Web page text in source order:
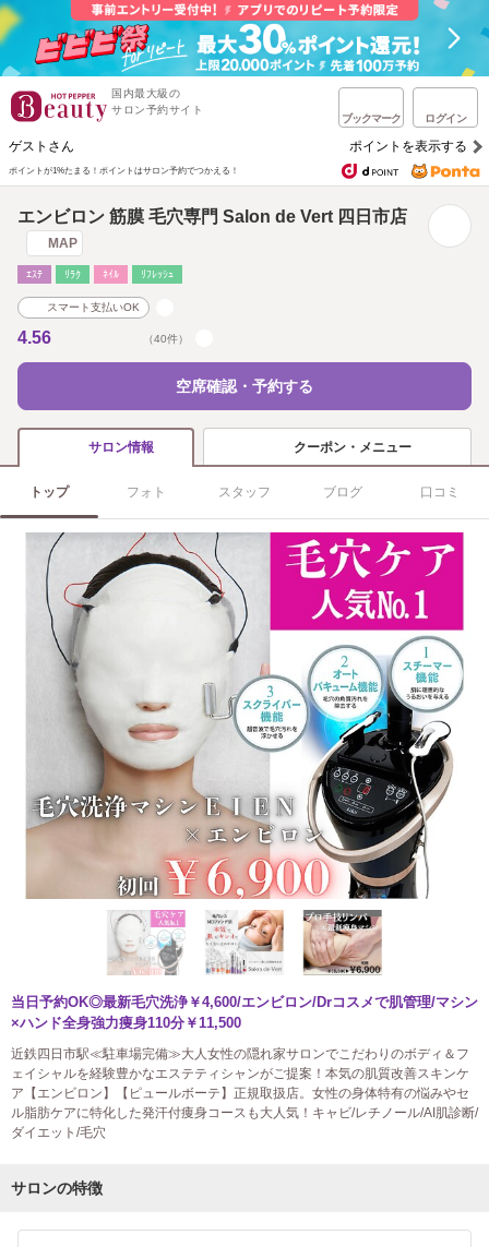
国内最大級の
サロン予約サイト
ブックマーク ログイン
ゲストさん ポイントを表示する
ポイントが1%たまる！ ポイントはサロン予約でつかえる！
エンビロン 筋膜 毛穴専門 Salon de Vert 四日市店
MAP
ｴｽﾃ ﾘﾗｸ ﾈｲﾙ ﾘﾌﾚｯｼｭ
スマート支払いOK
4.56 （40件）
空席確認・予約する
サロン情報 クーポン・メニュー
トップ フォト スタッフ ブログ 口コミ
当日予約OK◎最新毛穴洗浄￥4,600/エンビロン/Drコスメで肌管理/マシン
×ハンド全身強力痩身110分￥11,500
近鉄四日市駅≪駐車場完備≫大人女性の隠れ家サロンでこだわりのボディ＆フ
ェイシャルを経験豊かなエステティシャンがご提案！本気の肌質改善スキンケ
ア【エンビロン】【ピュールボーテ】正規取扱店。女性の身体特有の悩みやセ
ル脂肪ケアに特化した発汗付痩身コースも大人気！キャビ/レチノール/AI肌診断/
ダイエット/毛穴
サロンの特徴